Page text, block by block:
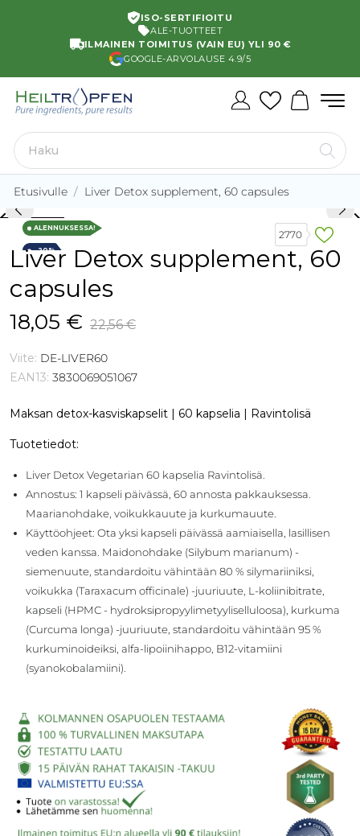
ISO-SERTIFIOITU
ALE-TUOTTEET
ILMAINEN TOIMITUS (VAIN EU) YLI 90 €
GOOGLE-ARVOLAUSE 4.9/5
Etusivulle Liver Detox supplement, 60 capsules
2770
ALENNUKSESSA!
−20%
Liver Detox supplement, 60
capsules
18,05 € 22,56 €
Viite: DE-LIVER60
EAN13: 3830069051067
Maksan detox-kasviskapselit | 60 kapselia | Ravintolisä
Tuotetiedot:
Liver Detox Vegetarian 60 kapselia Ravintolisä.
Annostus: 1 kapseli päivässä, 60 annosta pakkauksessa.
Maarianohdake, voikukkauute ja kurkumauute.
Käyttöohjeet: Ota yksi kapseli päivässä aamiaisella, lasillisen
veden kanssa. Maidonohdake (Silybum marianum) -
siemenuute, standardoitu vähintään 80 % silymariiniksi,
voikukka (Taraxacum officinale) -juuriuute, L-koliinibitrate,
kapseli (HPMC - hydroksipropyylimetyyliselluloosa), kurkuma
(Curcuma longa) -juuriuute, standardoitu vähintään 95 %
kurkuminoideiksi, alfa-lipoiinihappo, B12-vitamiini
(syanokobalamiini).